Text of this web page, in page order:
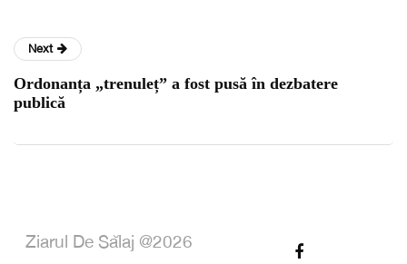
Next
Ordonanța „trenuleț” a fost pusă în dezbatere
publică
Ziarul De Sălaj @2026